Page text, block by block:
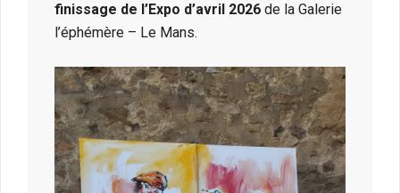
finissage de l’Expo d’avril 2026 de la Galerie
l’éphémère – Le Mans.